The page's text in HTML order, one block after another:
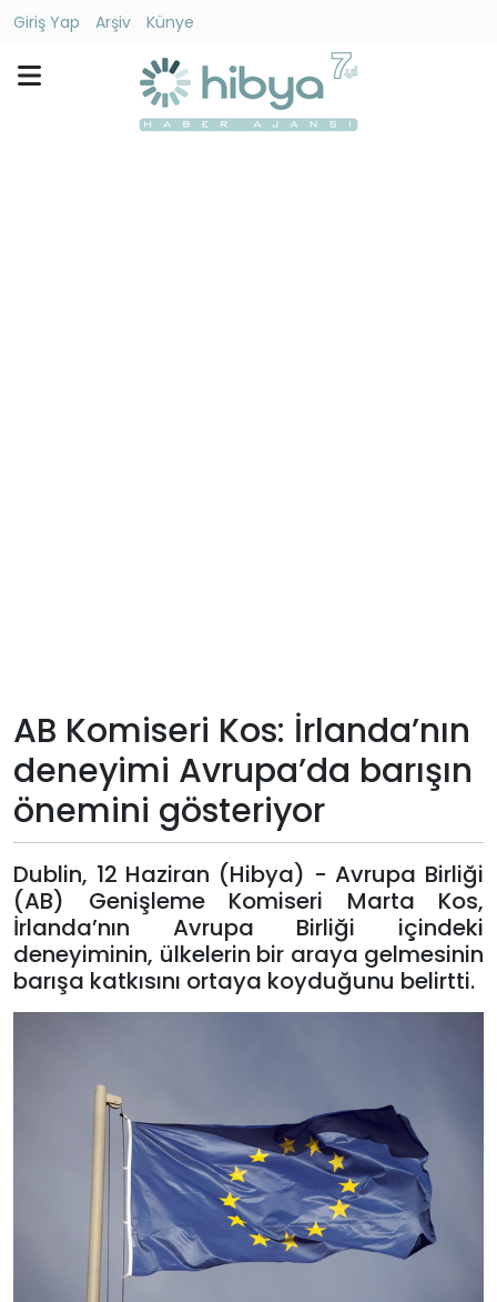
Giriş Yap Arşiv
Künye
Künye
Giriş
Yap
AB Komiseri Kos: İrlanda’nın
deneyimi Avrupa’da barışın
önemini gösteriyor
Dublin, 12 Haziran (Hibya) - Avrupa Birliği
(AB) Genişleme Komiseri Marta Kos,
İrlanda’nın Avrupa Birliği içindeki
deneyiminin, ülkelerin bir araya gelmesinin
barışa katkısını ortaya koyduğunu belirtti.